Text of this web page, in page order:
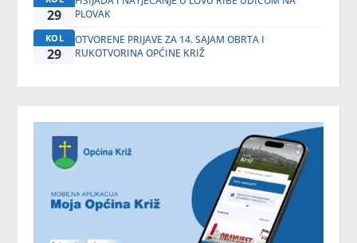
29
PLOVAK
KOL
29
OTVORENE PRIJAVE ZA 14. SAJAM OBRTA I
RUKOTVORINA OPĆINE KRIŽ